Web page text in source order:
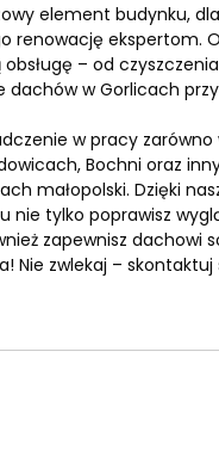
element budynku,
renowację ekspertom.
– od
dachów w Gorlicach
w pracy zarówno
, Bochni oraz
małopolski. Dzięki
nie tylko poprawisz
zapewnisz dachowi
Nie zwlekaj – skontaktuj